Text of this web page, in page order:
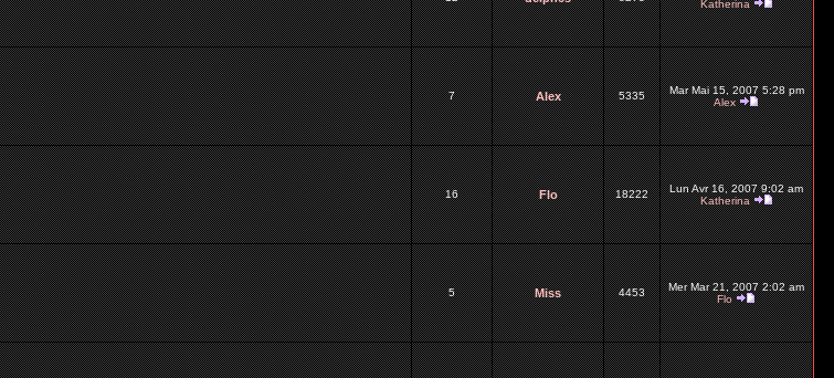
Katherina
7 Alex 5335
Mar Mai 15, 2007 5:28 pm
Alex
16 Flo 18222
Lun Avr 16, 2007 9:02 am
Katherina
5 Miss 4453
Mer Mar 21, 2007 2:02 am
Flo